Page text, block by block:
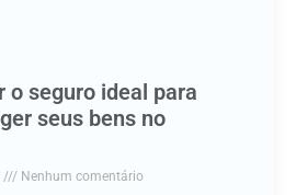
o seguro ideal para
seus bens no
Nenhum comentário